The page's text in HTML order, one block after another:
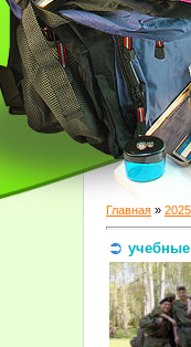
Главная » 2025